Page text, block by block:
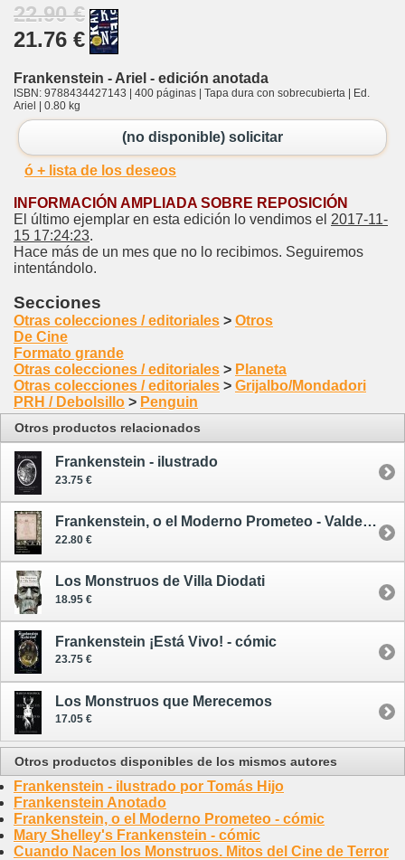
22.90 €
21.76 €
Frankenstein - Ariel - edición anotada
ISBN: 9788434427143 | 400 páginas | Tapa dura con sobrecubierta | Ed.
Ariel | 0.80 kg
(no disponible) solicitar
ó + lista de los deseos
INFORMACIÓN AMPLIADA SOBRE REPOSICIÓN
El último ejemplar en esta edición lo vendimos el 2017-11-
15 17:24:23.
Hace más de un mes que no lo recibimos. Seguiremos
intentándolo.
Secciones
Otras colecciones / editoriales > Otros
De Cine
Formato grande
Otras colecciones / editoriales > Planeta
Otras colecciones / editoriales > Grijalbo/Mondadori
PRH / Debolsillo > Penguin
Otros productos relacionados
Frankenstein - ilustrado
23.75 €
Frankenstein, o el Moderno Prometeo - Valdemar
22.80 €
Los Monstruos de Villa Diodati
18.95 €
Frankenstein ¡Está Vivo! - cómic
23.75 €
Los Monstruos que Merecemos
17.05 €
Otros productos disponibles de los mismos autores
Frankenstein - ilustrado por Tomás Hijo
Frankenstein Anotado
Frankenstein, o el Moderno Prometeo - cómic
Mary Shelley's Frankenstein - cómic
Cuando Nacen los Monstruos. Mitos del Cine de Terror